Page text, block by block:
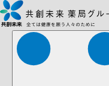
株式会社ファーマみらい